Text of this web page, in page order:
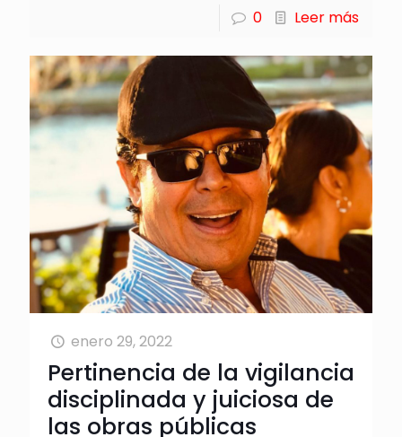
0 Leer más
enero 29, 2022
Pertinencia de la vigilancia
disciplinada y juiciosa de
las obras públicas